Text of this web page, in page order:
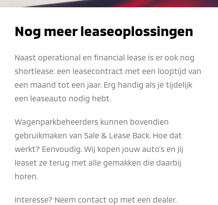
Nog meer leaseoplossingen
Naast operational en financial lease is er ook nog
shortlease: een leasecontract met een looptijd van
een maand tot een jaar. Erg handig als je tijdelijk
een leaseauto nodig hebt.
Wagenparkbeheerders kunnen bovendien
gebruikmaken van Sale & Lease Back. Hoe dat
werkt? Eenvoudig. Wij kopen jouw auto’s en jij
leaset ze terug met alle gemakken die daarbij
horen.
Interesse? Neem contact op met een dealer.